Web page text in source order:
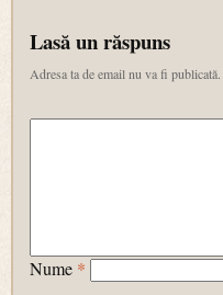
Lasă un răspuns
Adresa ta de email nu va fi publicată.
Nume *